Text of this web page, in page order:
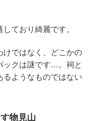
ており綺麗です。
けではなく、どこかの
ックは謎です…。祠と
ようなものではない
物見山